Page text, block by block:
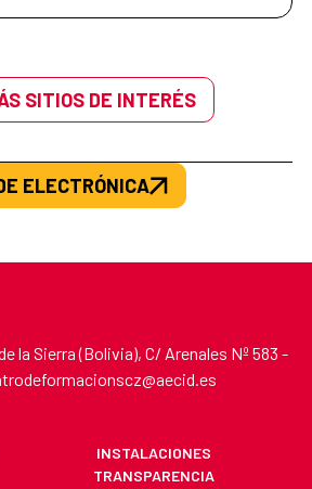
SITIOS DE INTERÉS
ELECTRÓNICA
la Sierra (Bolivia), C/ Arenales Nº 583 -
INSTALACIONES
TRANSPARENCIA